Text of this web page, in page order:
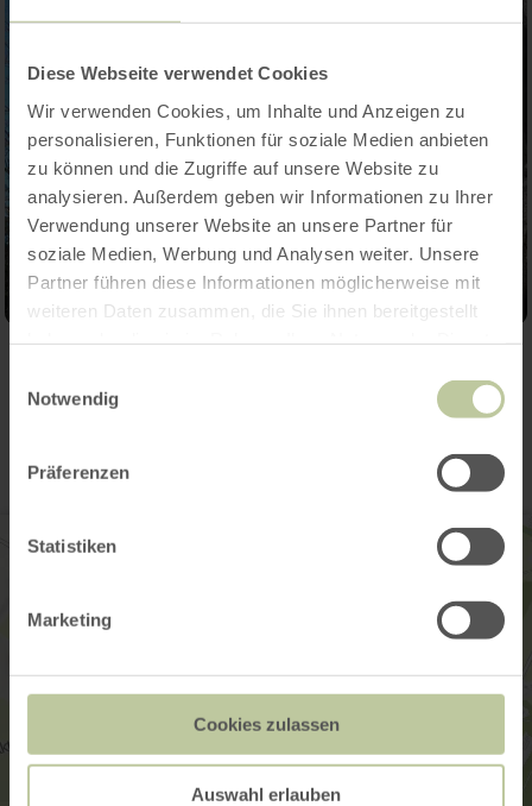
Diese Webseite verwendet Cookies
Wir verwenden Cookies, um Inhalte und Anzeigen zu
personalisieren, Funktionen für soziale Medien anbieten
zu können und die Zugriffe auf unsere Website zu
analysieren. Außerdem geben wir Informationen zu Ihrer
Verwendung unserer Website an unsere Partner für
soziale Medien, Werbung und Analysen weiter. Unsere
Partner führen diese Informationen möglicherweise mit
weiteren Daten zusammen, die Sie ihnen bereitgestellt
Notwendig
Präferenzen
Statistiken
Marketing
Cookies zulassen
Auswahl erlauben
Contact